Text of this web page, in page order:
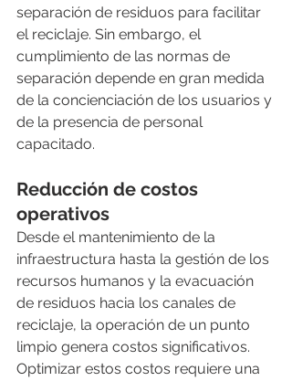
separación de residuos para facilitar
el reciclaje. Sin embargo, el
cumplimiento de las normas de
separación depende en gran medida
de la concienciación de los usuarios y
de la presencia de personal
capacitado.
Reducción de costos
operativos
Desde el mantenimiento de la
infraestructura hasta la gestión de los
recursos humanos y la evacuación
de residuos hacia los canales de
reciclaje, la operación de un punto
limpio genera costos significativos.
Optimizar estos costos requiere una